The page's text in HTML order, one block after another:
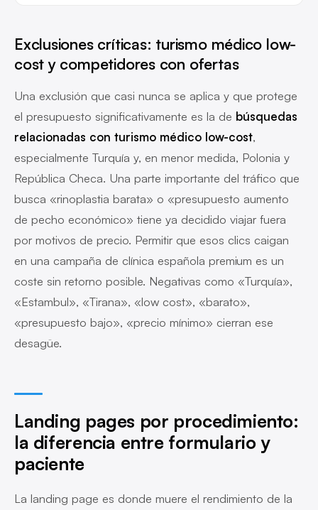
Exclusiones críticas: turismo médico low-
cost y competidores con ofertas
Una exclusión que casi nunca se aplica y que protege
el presupuesto significativamente es la de búsquedas
relacionadas con turismo médico low-cost,
especialmente Turquía y, en menor medida, Polonia y
República Checa. Una parte importante del tráfico que
busca «rinoplastia barata» o «presupuesto aumento
de pecho económico» tiene ya decidido viajar fuera
por motivos de precio. Permitir que esos clics caigan
en una campaña de clínica española premium es un
coste sin retorno posible. Negativas como «Turquía»,
«Estambul», «Tirana», «low cost», «barato»,
«presupuesto bajo», «precio mínimo» cierran ese
desagüe.
Landing pages por procedimiento:
la diferencia entre formulario y
paciente
La landing page es donde muere el rendimiento de la